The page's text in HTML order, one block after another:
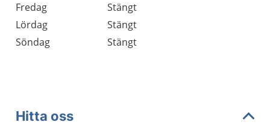
Fredag
Stängt
Lördag
Stängt
Söndag
Stängt
Hitta oss